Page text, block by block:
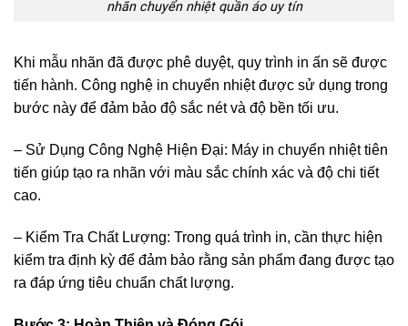
nhãn chuyển nhiệt quần áo uy tín
Khi mẫu nhãn đã được phê duyệt, quy trình in ấn sẽ được
tiến hành. Công nghệ in chuyển nhiệt được sử dụng trong
bước này để đảm bảo độ sắc nét và độ bền tối ưu.
– Sử Dụng Công Nghệ Hiện Đại: Máy in chuyển nhiệt tiên
tiến giúp tạo ra nhãn với màu sắc chính xác và độ chi tiết
cao.
– Kiểm Tra Chất Lượng: Trong quá trình in, cần thực hiện
kiểm tra định kỳ để đảm bảo rằng sản phẩm đang được tạo
ra đáp ứng tiêu chuẩn chất lượng.